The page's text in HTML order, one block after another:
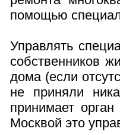
помощью
Управлять
собственников
дома (если
не приняли
принимает
Москвой это